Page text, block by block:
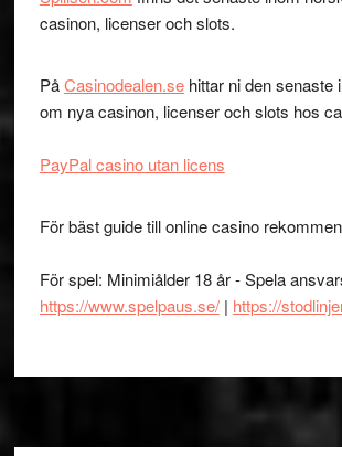
casinon, licenser och slots.
PåCasinodealen.sehittar ni den senaste
om nya casinon, licenser och slots hos
PayPal casino utan licens
För bäst guide till online casino
För spel: Minimiålder 18 år - Spela
https://www.spelpaus.se/| https://